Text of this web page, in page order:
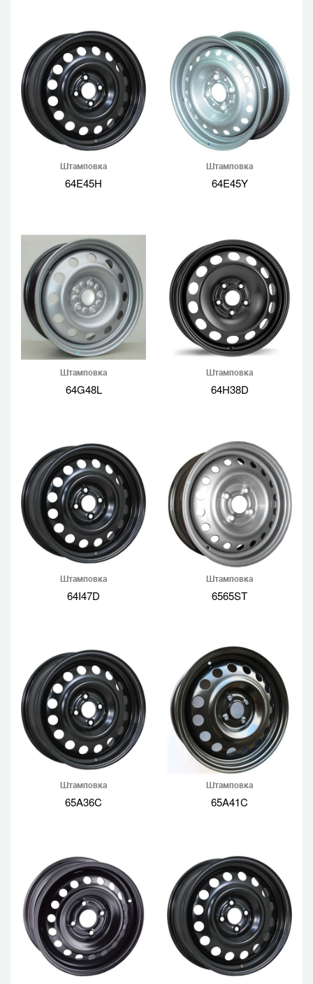
Штамповка
64E45H
Штамповка
64E45Y
Штамповка
64G48L
Штамповка
64H38D
Штамповка
64I47D
Штамповка
6565ST
Штамповка
65A36C
Штамповка
65A41C